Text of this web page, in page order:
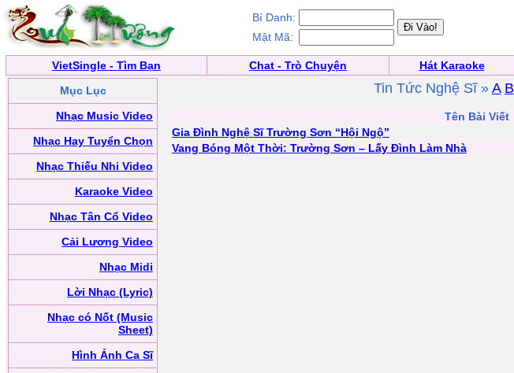
Bí Danh:
Mật Mã:
VietSingle - Tìm Bạn Chat - Trò Chuyện Hát Karaoke
Mục Lục
Nhạc Music Video
Nhạc Hay Tuyển Chọn
Nhạc Thiếu Nhi Video
Karaoke Video
Nhạc Tân Cổ Video
Cải Lương Video
Nhạc Midi
Lời Nhạc (Lyric)
Nhạc có Nốt (Music
Sheet)
Hình Ảnh Ca Sĩ
Tin Tức Nghệ Sĩ » A B
Tên Bài Viết
Gia Đình Nghệ Sĩ Trường Sơn “Hội Ngộ”
Vang Bóng Một Thời: Trường Sơn – Lấy Đình Làm Nhà